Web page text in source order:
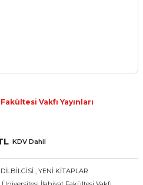
Vakfı Yayınları
KDV Dahil
, YENİ KİTAPLAR